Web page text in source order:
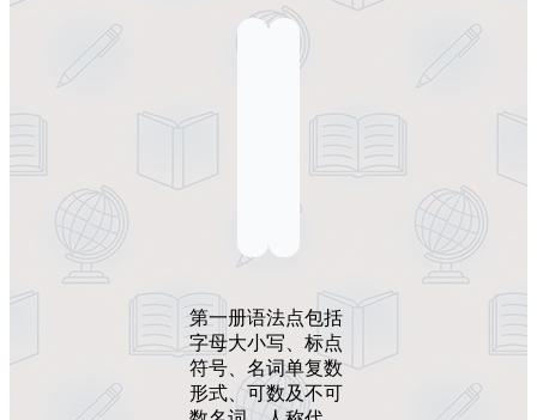
第一册语法点包括
字母大小写、标点
符号、名词单复数
形式、可数及不可